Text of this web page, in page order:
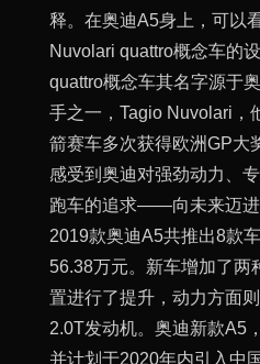
释。在奥迪A5身上，可以
Nuvolari quattro概念车的
quattro概念车其名字源于
手之一，Tagio Nuvolari，
箭赛车多次获得欧洲GP大
感受到奥迪对强劲动力、
跑车的追求——向未来迈进
2019款奥迪A5共推出8款
56.38万元。新车增加了两
置进行了提升，动力方面
2.0T发动机。奥迪新款A5
并计划于2020年内引入中